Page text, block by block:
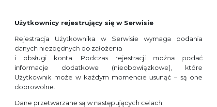
Użytkownicy rejestrujący się w Serwisie
Rejestracja Użytkownika w Serwisie wymaga podania
danych niezbędnych do założenia
i obsługi konta. Podczas rejestracji można podać
informacje dodatkowe (nieobowiązkowe), które
Użytkownik może w każdym momencie usunąć – są one
dobrowolne.
Dane przetwarzane są w następujących celach: